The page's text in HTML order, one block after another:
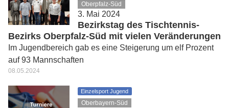
Oberpfalz-Süd
3. Mai 2024
Bezirkstag des Tischtennis-
Bezirks Oberpfalz-Süd mit vielen Veränderungen
Im Jugendbereich gab es eine Steigerung um elf Prozent
auf 93 Mannschaften
08.05.2024
Einzelsport Jugend
Oberbayern-Süd